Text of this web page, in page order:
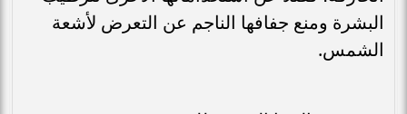
البشرة ومنع جفافها الناجم عن التعرض لأشعة
الشمس.